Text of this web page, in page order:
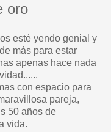
oro
esté yendo genial y
más para estar
apenas hace nada
con espacio para
pareja,
50 años de
vida.